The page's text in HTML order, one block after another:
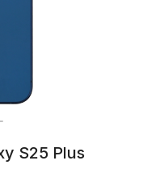
S25 Plus